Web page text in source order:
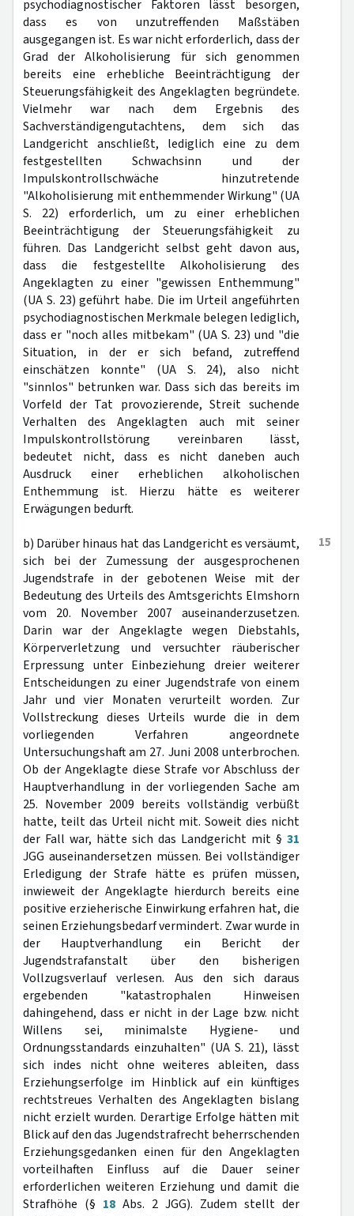
psychodiagnostischer Faktoren lässt besorgen,
dass es von unzutreffenden Maßstäben
ausgegangen ist. Es war nicht erforderlich, dass der
Grad der Alkoholisierung für sich genommen
bereits eine erhebliche Beeinträchtigung der
Steuerungsfähigkeit des Angeklagten begründete.
Vielmehr war nach dem Ergebnis des
Sachverständigengutachtens, dem sich das
Landgericht anschließt, lediglich eine zu dem
festgestellten Schwachsinn und der
Impulskontrollschwäche hinzutretende
"Alkoholisierung mit enthemmender Wirkung" (UA
S. 22) erforderlich, um zu einer erheblichen
Beeinträchtigung der Steuerungsfähigkeit zu
führen. Das Landgericht selbst geht davon aus,
dass die festgestellte Alkoholisierung des
Angeklagten zu einer "gewissen Enthemmung"
(UA S. 23) geführt habe. Die im Urteil angeführten
psychodiagnostischen Merkmale belegen lediglich,
dass er "noch alles mitbekam" (UA S. 23) und "die
Situation, in der er sich befand, zutreffend
einschätzen konnte" (UA S. 24), also nicht
"sinnlos" betrunken war. Dass sich das bereits im
Vorfeld der Tat provozierende, Streit suchende
Verhalten des Angeklagten auch mit seiner
Impulskontrollstörung vereinbaren lässt,
bedeutet nicht, dass es nicht daneben auch
Ausdruck einer erheblichen alkoholischen
Enthemmung ist. Hierzu hätte es weiterer
Erwägungen bedurft.
15
b) Darüber hinaus hat das Landgericht es versäumt,
sich bei der Zumessung der ausgesprochenen
Jugendstrafe in der gebotenen Weise mit der
Bedeutung des Urteils des Amtsgerichts Elmshorn
vom 20. November 2007 auseinanderzusetzen.
Darin war der Angeklagte wegen Diebstahls,
Körperverletzung und versuchter räuberischer
Erpressung unter Einbeziehung dreier weiterer
Entscheidungen zu einer Jugendstrafe von einem
Jahr und vier Monaten verurteilt worden. Zur
Vollstreckung dieses Urteils wurde die in dem
vorliegenden Verfahren angeordnete
Untersuchungshaft am 27. Juni 2008 unterbrochen.
Ob der Angeklagte diese Strafe vor Abschluss der
Hauptverhandlung in der vorliegenden Sache am
25. November 2009 bereits vollständig verbüßt
hatte, teilt das Urteil nicht mit. Soweit dies nicht
der Fall war, hätte sich das Landgericht mit § 31
JGG auseinandersetzen müssen. Bei vollständiger
Erledigung der Strafe hätte es prüfen müssen,
inwieweit der Angeklagte hierdurch bereits eine
positive erzieherische Einwirkung erfahren hat, die
seinen Erziehungsbedarf vermindert. Zwar wurde in
der Hauptverhandlung ein Bericht der
Jugendstrafanstalt über den bisherigen
Vollzugsverlauf verlesen. Aus den sich daraus
ergebenden "katastrophalen Hinweisen
dahingehend, dass er nicht in der Lage bzw. nicht
Willens sei, minimalste Hygiene- und
Ordnungsstandards einzuhalten" (UA S. 21), lässt
sich indes nicht ohne weiteres ableiten, dass
Erziehungserfolge im Hinblick auf ein künftiges
rechtstreues Verhalten des Angeklagten bislang
nicht erzielt wurden. Derartige Erfolge hätten mit
Blick auf den das Jugendstrafrecht beherrschenden
Erziehungsgedanken einen für den Angeklagten
vorteilhaften Einfluss auf die Dauer seiner
erforderlichen weiteren Erziehung und damit die
Strafhöhe (§ 18 Abs. 2 JGG). Zudem stellt der